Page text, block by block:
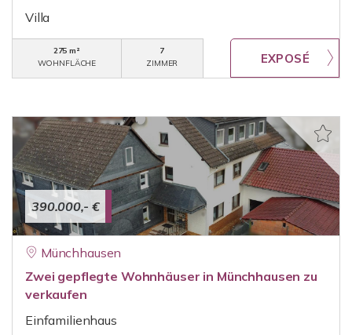
Villa
275 m²
WOHNFLÄCHE
7
ZIMMER
390.000,- €
Münchhausen
Zwei gepflegte Wohnhäuser in Münchhausen zu
verkaufen
Einfamilienhaus